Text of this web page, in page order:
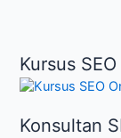
Kursus SEO
Konsultan